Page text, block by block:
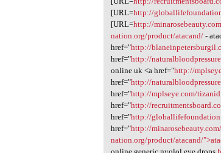
[URL=http://
[URL=http://
nation.org/product/atacand/ -
href="http://
href="http://
online uk <a href="http://
href="http://
href="http://mplseye.com/
href="http://
href="http://
href="http://
nation.org/product/atacand/